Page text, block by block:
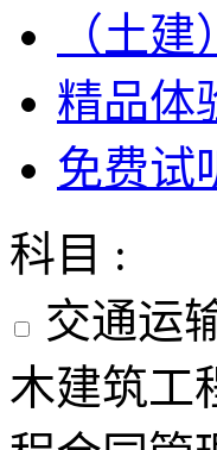
（土
精品体
免费试
科目 :
交通运
木建筑工